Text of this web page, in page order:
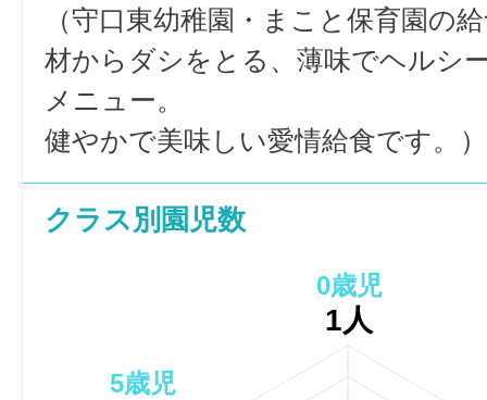
（守口東幼稚園・まこと保育園の
材からダシをとる、薄味でヘルシ
メニュー。
健やかで美味しい愛情給食です。）
クラス別園児数
0歳児
1人
5歳児